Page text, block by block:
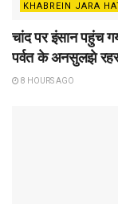
KHABREIN JARA
चांद पर इंसान पहुंच
पर्वत के अनसुलझे
8 HOURS AGO